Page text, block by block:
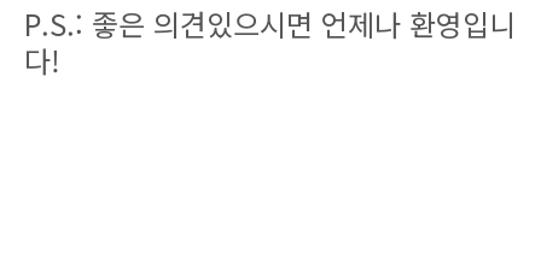
P.S.: 좋은 의견있으시면 언제나 환영입니
다!